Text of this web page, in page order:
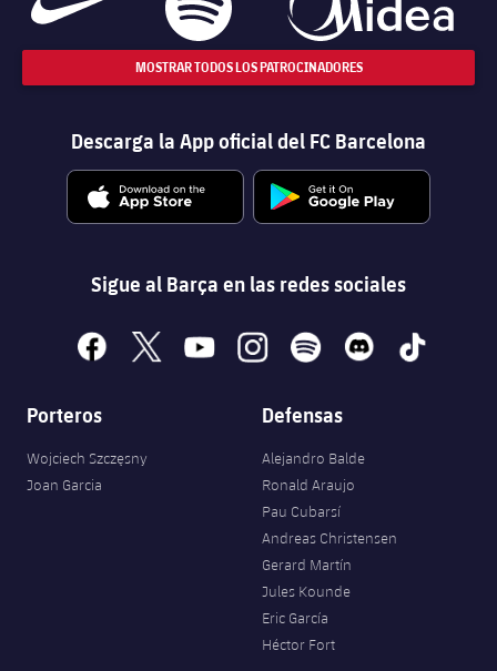
MOSTRAR TODOS LOS PATROCINADORES
Descarga la App oficial del FC Barcelona
Sigue al Barça en las redes sociales
facebook
x youtubeinstagramspotify discord tiktok
Porteros
Wojciech Szczęsny
Joan Garcia
Defensas
Alejandro Balde
Ronald Araujo
Pau Cubarsí
Andreas Christensen
Gerard Martín
Jules Kounde
Eric García
Héctor Fort